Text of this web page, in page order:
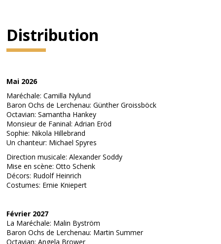
Distribution
Mai 2026
Maréchale: Camilla Nylund
Baron Ochs de Lerchenau: Günther Groissböck
Octavian: Samantha Hankey
Monsieur de Faninal: Adrian Eröd
Sophie: Nikola Hillebrand
Un chanteur: Michael Spyres
Direction musicale: Alexander Soddy
Mise en scène: Otto Schenk
Décors: Rudolf Heinrich
Costumes: Ernie Kniepert
Février 2027
La Maréchale: Malin Byström
Baron Ochs de Lerchenau: Martin Summer
Octavian: Angela Brower